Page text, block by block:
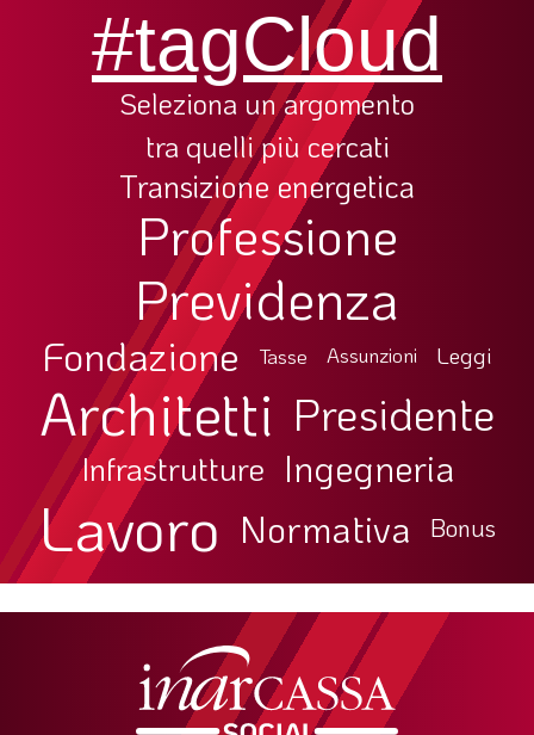
#tagCloud
Seleziona un argomento
tra quelli più cercati
Transizione energetica
Professione
Previdenza
Fondazione Tasse Assunzioni Leggi
Architetti Presidente
Infrastrutture Ingegneria
Lavoro Normativa Bonus